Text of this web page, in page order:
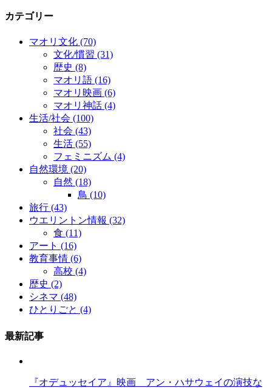
カテゴリー
マオリ文化 (70)
文化/慣習 (31)
歴史 (8)
マオリ語 (16)
マオリ映画 (6)
マオリ神話 (4)
生活/社会 (100)
社会 (43)
生活 (55)
フェミニズム (4)
自然環境 (20)
自然 (18)
鳥 (10)
旅行 (43)
ウエリントン情報 (32)
食 (11)
アート (16)
教育事情 (6)
高校 (4)
歴史 (2)
シネマ (48)
ひとりごと (4)
最新記事
『オデュッセイア』映画 アン・ハサウェイの演技な